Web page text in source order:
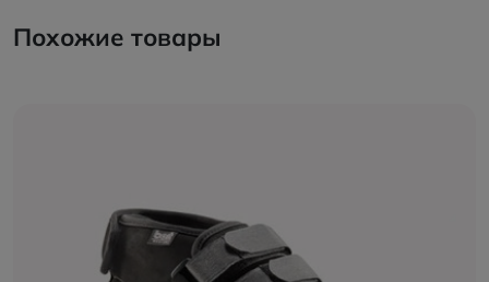
Похожие товары